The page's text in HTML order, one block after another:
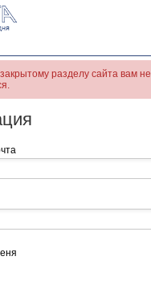
разделу сайта вам